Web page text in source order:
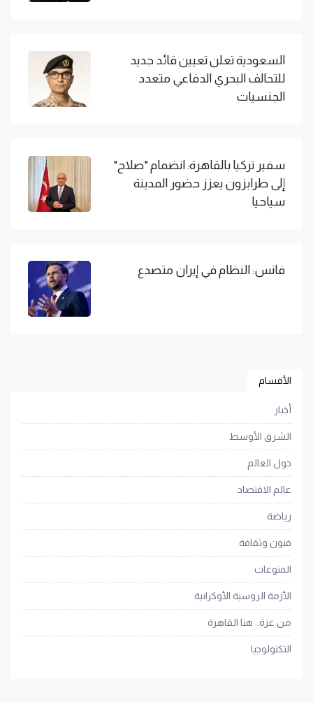
السعودية تعلن تعيين قائد جديد
للتحالف البحري الدفاعي متعدد
الجنسيات
سفير تركيا بالقاهرة: انضمام "صلاح"
إلى طرابزون يعزز حضور المدينة
سياحيا
فانس: النظام في إيران متصدع
الأقسام
أخبار
الشرق الأوسط
حول العالم
عالم الاقتصاد
رياضة
فنون وثقافة
المنوعات
الأزمة الروسية الأوكرانية
من غزة.. هنا القاهرة
التكنولوجيا